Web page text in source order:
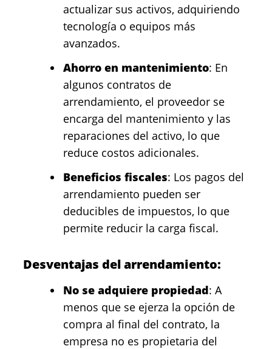
actualizar sus activos, adquiriendo
tecnología o equipos más
avanzados.
Ahorro en mantenimiento: En
algunos contratos de
arrendamiento, el proveedor se
encarga del mantenimiento y las
reparaciones del activo, lo que
reduce costos adicionales.
Beneficios fiscales: Los pagos del
arrendamiento pueden ser
deducibles de impuestos, lo que
permite reducir la carga fiscal.
Desventajas del arrendamiento:
No se adquiere propiedad: A
menos que se ejerza la opción de
compra al final del contrato, la
empresa no es propietaria del